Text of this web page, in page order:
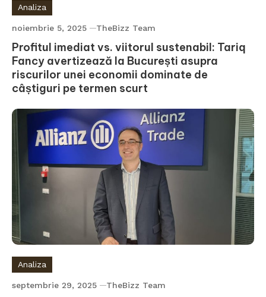
Analiza
noiembrie 5, 2025 TheBizz Team
Profitul imediat vs. viitorul sustenabil: Tariq
Fancy avertizează la București asupra
riscurilor unei economii dominate de
câștiguri pe termen scurt
Analiza
septembrie 29, 2025 TheBizz Team